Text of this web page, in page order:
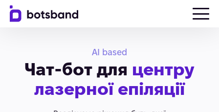
AI based
Чат-бот для центру
лазерної епіляції